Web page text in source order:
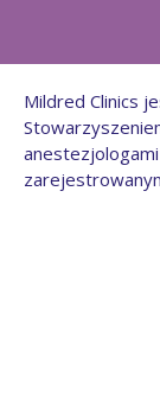
Mildred Clinics